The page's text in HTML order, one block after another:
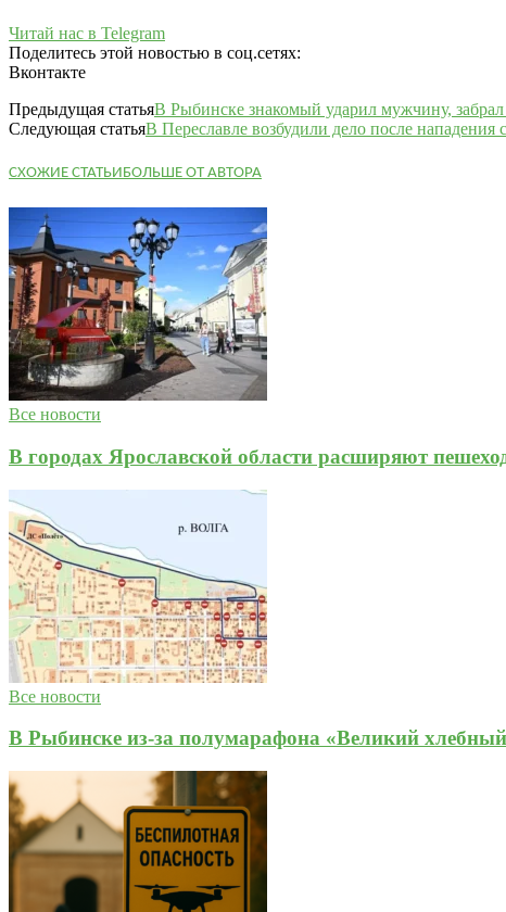
Читай нас в Telegram
Поделитесь этой новостью в соц.сетях:
Вконтакте
Предыдущая статьяВ Рыбинске знакомый ударил мужчину,
Следующая статьяВ Переславле возбудили дело после нападения
СХОЖИЕ СТАТЬИ БОЛЬШЕ ОТ АВТОРА
Все новости
В городах Ярославской области расширяют
Все новости
В Рыбинске из-за полумарафона «Великий